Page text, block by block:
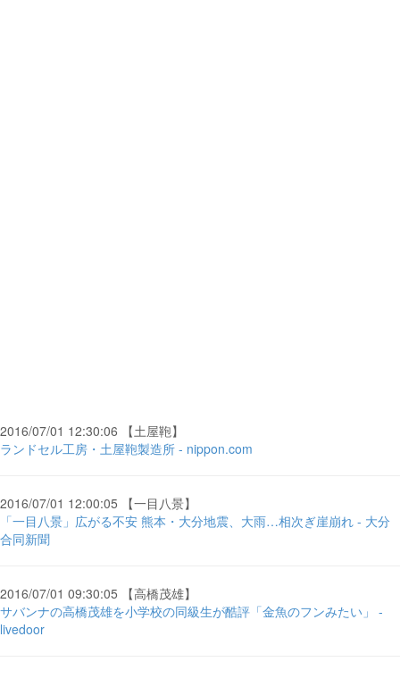
2016/07/01 12:30:06 【土屋鞄】
ランドセル工房・土屋鞄製造所 - nippon.com
2016/07/01 12:00:05 【一目八景】
「一目八景」広がる不安 熊本・大分地震、大雨…相次ぎ崖崩れ - 大分
合同新聞
2016/07/01 09:30:05 【高橋茂雄】
サバンナの高橋茂雄を小学校の同級生が酷評「金魚のフンみたい」 -
livedoor